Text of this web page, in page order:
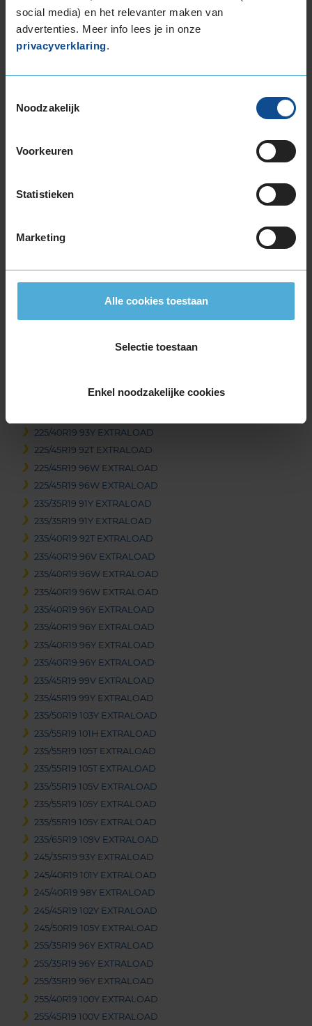
social media) en het relevanter maken van
advertenties. Meer info lees je in onze
privacyverklaring.
Noodzakelijk
Voorkeuren
Statistieken
Marketing
Alle cookies toestaan
Selectie toestaan
Enkel noodzakelijke cookies
235/45R18 98Y EXTRALOAD
235/50R18 101Y EXTRALOAD
235/55R18 100V EXTRALOAD
235/55R18 104V EXTRALOAD
235/60R18 107W EXTRALOAD
245/50R18 104Y EXTRALOAD
255/40R18 99W EXTRALOAD
255/45R18 99Y
255/55R18 109Y EXTRALOAD
265/35R18 97Y EXTRALOAD
225/35R19 88Y EXTRALOAD
225/40R19 93Y EXTRALOAD
225/40R19 93Y EXTRALOAD
225/45R19 92T EXTRALOAD
225/45R19 96W EXTRALOAD
225/45R19 96W EXTRALOAD
235/35R19 91Y EXTRALOAD
235/35R19 91Y EXTRALOAD
235/40R19 92T EXTRALOAD
235/40R19 96V EXTRALOAD
235/40R19 96W EXTRALOAD
235/40R19 96W EXTRALOAD
235/40R19 96Y EXTRALOAD
235/40R19 96Y EXTRALOAD
235/40R19 96Y EXTRALOAD
235/40R19 96Y EXTRALOAD
235/45R19 99V EXTRALOAD
235/45R19 99Y EXTRALOAD
235/50R19 103Y EXTRALOAD
235/55R19 101H EXTRALOAD
235/55R19 105T EXTRALOAD
235/55R19 105T EXTRALOAD
235/55R19 105V EXTRALOAD
235/55R19 105Y EXTRALOAD
235/55R19 105Y EXTRALOAD
235/65R19 109V EXTRALOAD
245/35R19 93Y EXTRALOAD
245/40R19 101Y EXTRALOAD
245/40R19 98Y EXTRALOAD
245/45R19 102Y EXTRALOAD
245/50R19 105Y EXTRALOAD
255/35R19 96Y EXTRALOAD
255/35R19 96Y EXTRALOAD
255/35R19 96Y EXTRALOAD
255/40R19 100Y EXTRALOAD
255/45R19 100V EXTRALOAD